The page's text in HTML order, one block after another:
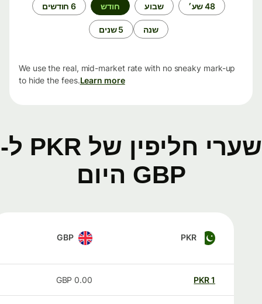
48 שע׳ שבוע חודש 6 חודשים
שנה 5 שנים
We use the real, mid-market rate with no sneaky mark-up
to hide the fees.Learn more
שערי חליפין של PKR ל-
GBP היום
PKR
GBP
PKR
0.00
GBP